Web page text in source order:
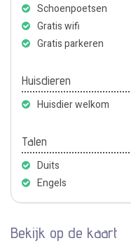
Schoenpoetsen
Gratis wifi
Gratis parkeren
Huisdieren
Huisdier welkom
Talen
Duits
Engels
Bekijk op de kaart